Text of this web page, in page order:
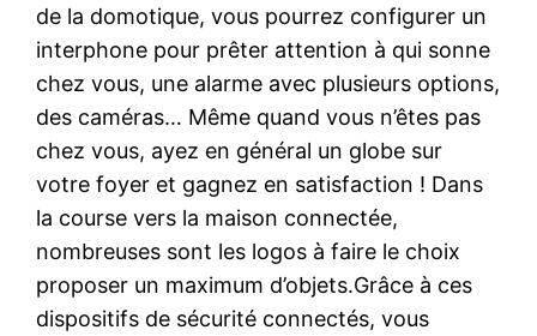
de la domotique, vous pourrez configurer un
interphone pour prêter attention à qui sonne
chez vous, une alarme avec plusieurs options,
des caméras… Même quand vous n’êtes pas
chez vous, ayez en général un globe sur
votre foyer et gagnez en satisfaction ! Dans
la course vers la maison connectée,
nombreuses sont les logos à faire le choix
proposer un maximum d’objets.Grâce à ces
dispositifs de sécurité connectés, vous